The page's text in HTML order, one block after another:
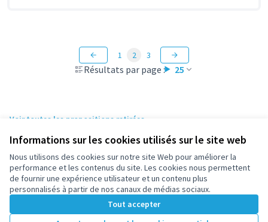
Informations sur les cookies utilisés sur le site web
Nous utilisons des cookies sur notre site Web pour améliorer la
performance et les contenus du site. Les cookies nous permettent
de fournir une expérience utilisateur et un contenu plus
personnalisés à partir de nos canaux de médias sociaux.
Tout accepter
Résultats par page : 25
1 2 3
Voir toutes les propositions retirées
Conditions d'utilisation
Paramètres des cookies
participez.nanterre.fr sur X
(Lien externe)
participez.nanterre.fr sur Facebook
participez.nanterre.fr sur Instagram
participez.nanterre.fr sur YouTube
(Lien externe)
participez.nanterre.fr sur GitHub
(Lien externe)